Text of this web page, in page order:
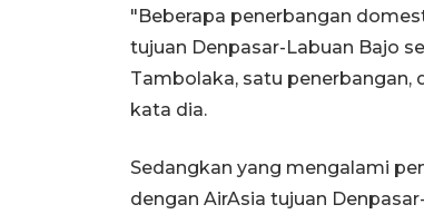
"Beberapa penerbangan
tujuan Denpasar-Labuan Bajo
Tambolaka, satu penerbangan,
kata dia.
Sedangkan yang mengalami
dengan AirAsia tujuan